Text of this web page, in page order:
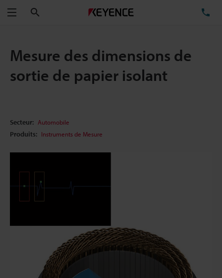
Menu
Mesure des dimensions de
sortie de papier isolant
Secteur: Automobile
Produits: Instruments de Mesure